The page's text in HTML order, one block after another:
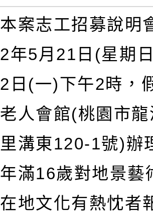
本案志工招募說明
2年5月21日(星期
2日(一)下午2時，
老人會館(桃園市
里溝東120-1號)辦
年滿16歲對地景藝
在地文化有熱忱者